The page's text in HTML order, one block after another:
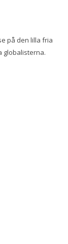
på den lilla fria
globalisterna.